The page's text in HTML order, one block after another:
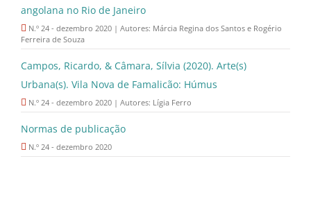
angolana no Rio de Janeiro
N.º 24 - dezembro 2020 | Autores: Márcia Regina dos Santos e Rogério
Ferreira de Souza
Campos, Ricardo, & Câmara, Sílvia (2020). Arte(s)
Urbana(s). Vila Nova de Famalicão: Húmus
N.º 24 - dezembro 2020 | Autores: Lígia Ferro
Normas de publicação
N.º 24 - dezembro 2020